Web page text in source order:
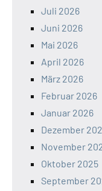
Juli 2026
Juni 2026
Mai 2026
April 2026
März 2026
Februar 2026
Januar 2026
Dezember
November
Oktober 2025
September